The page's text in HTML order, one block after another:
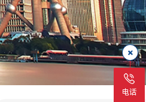
电话